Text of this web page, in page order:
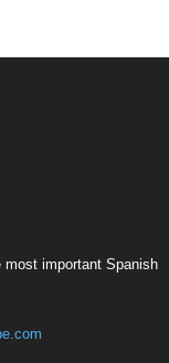
important Spanish